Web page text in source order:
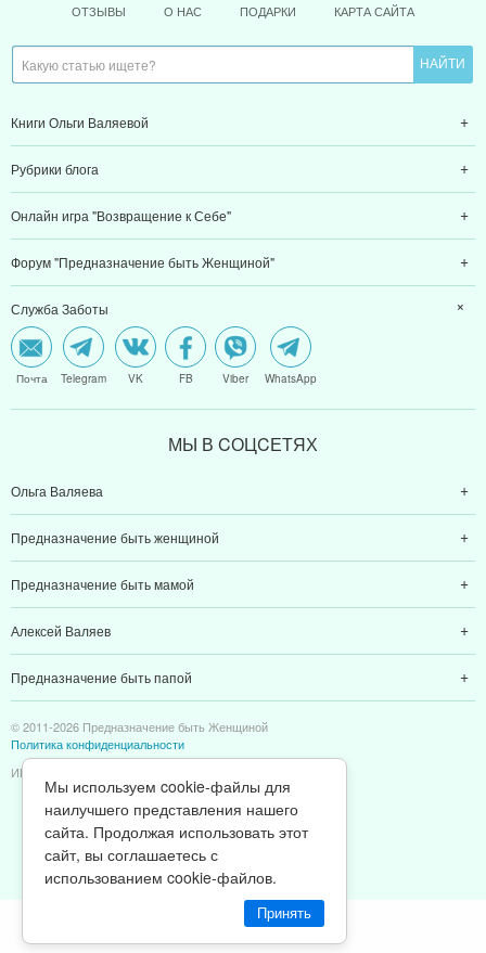
ОТЗЫВЫ О НАС ПОДАРКИ КАРТА САЙТА
Книги Ольги Валяевой
Рубрики блога
Онлайн игра "Возвращение к Себе"
Форум "Предназначение быть Женщиной"
Служба Заботы
Почта Telegram VK FB Viber WhatsApp
МЫ В CОЦCЕТЯХ
Ольга Валяева
Предназначение быть женщиной
Предназначение быть мамой
Алексей Валяев
Предназначение быть папой
© 2011-2026 Предназначение быть Женщиной
Политика конфиденциальности
ИП Валяев А. В. | ИНН 380111808709
Мы используем cookie-файлы для
наилучшего представления нашего
сайта. Продолжая использовать этот
сайт, вы соглашаетесь с
использованием cookie-файлов.
Принять